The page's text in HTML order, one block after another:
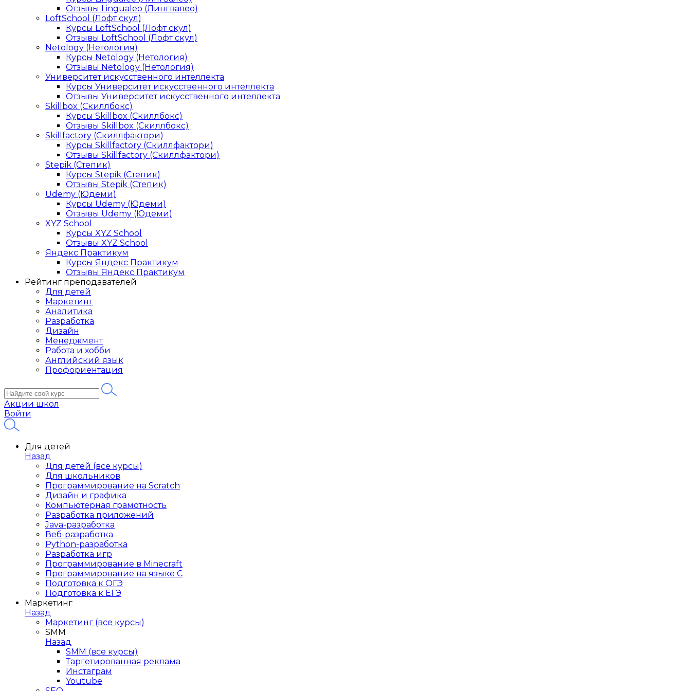
Отзывы Lingualeo (Лингвалео)
LoftSchool (Лофт скул)
Курсы LoftSchool (Лофт скул)
Отзывы LoftSchool (Лофт скул)
Netology (Нетология)
Курсы Netology (Нетология)
Отзывы Netology (Нетология)
Университет искусственного интеллекта
Курсы Университет искусственного интеллекта
Отзывы Университет искусственного интеллекта
Skillbox (Скиллбокс)
Курсы Skillbox (Скиллбокс)
Отзывы Skillbox (Скиллбокс)
Skillfactory (Скиллфактори)
Курсы Skillfactory (Скиллфактори)
Отзывы Skillfactory (Скиллфактори)
Stepik (Степик)
Курсы Stepik (Степик)
Отзывы Stepik (Степик)
Udemy (Юдеми)
Курсы Udemy (Юдеми)
Отзывы Udemy (Юдеми)
XYZ School
Курсы XYZ School
Отзывы XYZ School
Яндекс Практикум
Курсы Яндекс Практикум
Отзывы Яндекс Практикум
Рейтинг преподавателей
Для детей
Маркетинг
Аналитика
Разработка
Дизайн
Менеджмент
Работа и хобби
Английский язык
Профориентация
Акции школ
Войти
Для детей
Назад
Для детей (все курсы)
Для школьников
Программирование на Scratch
Дизайн и графика
Компьютерная грамотность
Разработка приложений
Java-разработка
Веб-разработка
Python-разработка
Разработка игр
Программирование в Minecraft
Программирование на языке C
Подготовка к ОГЭ
Подготовка к ЕГЭ
Маркетинг
Назад
Маркетинг (все курсы)
SMM
Назад
SMM (все курсы)
Таргетированная реклама
Инстаграм
Youtube